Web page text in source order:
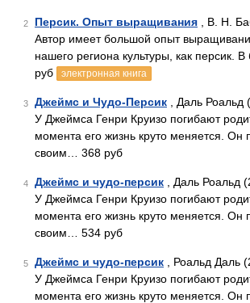
2 Персик. Опыт выращивания , В. Н.
Автор имеет большой опыт
нашего региона культуры, как
руб
электронная книга
3 Джеймс и Чудо-Персик , Даль Роальд
У Джеймса Генри Круизо погибают
момента его жизнь круто меняется. Он
своим… 368 руб
4 Джеймс и чудо-персик , Даль Роальд
У Джеймса Генри Круизо погибают
момента его жизнь круто меняется. Он
своим… 534 руб
5 Джеймс и чудо-персик , Роальд Даль
У Джеймса Генри Круизо погибают
момента его жизнь круто меняется. Он